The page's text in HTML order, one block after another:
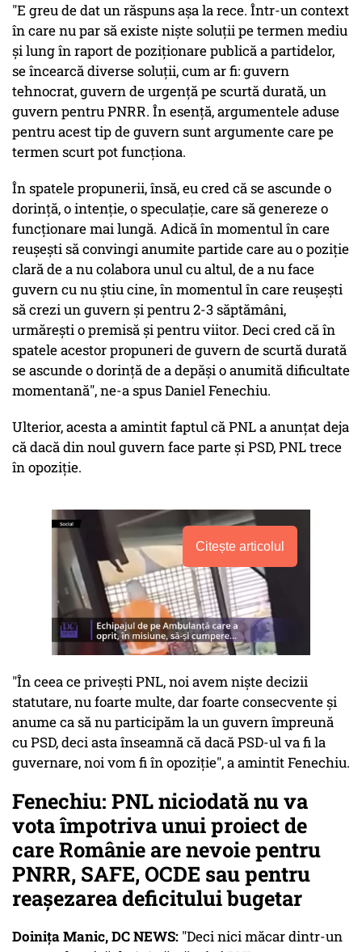
"E greu de dat un răspuns așa la rece. Într-un context
în care nu par să existe niște soluții pe termen mediu
și lung în raport de poziționare publică a partidelor,
se încearcă diverse soluții, cum ar fi: guvern
tehnocrat, guvern de urgență pe scurtă durată, un
guvern pentru PNRR. În esență, argumentele aduse
pentru acest tip de guvern sunt argumente care pe
termen scurt pot funcționa.
În spatele propunerii, însă, eu cred că se ascunde o
dorință, o intenție, o speculație, care să genereze o
funcționare mai lungă. Adică în momentul în care
reușești să convingi anumite partide care au o poziție
clară de a nu colabora unul cu altul, de a nu face
guvern cu nu știu cine, în momentul în care reușești
să crezi un guvern și pentru 2-3 săptămâni,
urmărești o premisă și pentru viitor. Deci cred că în
spatele acestor propuneri de guvern de scurtă durată
se ascunde o dorință de a depăși o anumită dificultate
momentană", ne-a spus Daniel Fenechiu.
Ulterior, acesta a amintit faptul că PNL a anunțat deja
că dacă din noul guvern face parte și PSD, PNL trece
în opoziție.
Citește articolul
"În ceea ce privești PNL, noi avem niște decizii
statutare, nu foarte multe, dar foarte consecvente și
anume ca să nu participăm la un guvern împreună
cu PSD, deci asta înseamnă că dacă PSD-ul va fi la
guvernare, noi vom fi în opoziție", a amintit Fenechiu.
Fenechiu: PNL niciodată nu va
vota împotriva unui proiect de
care Românie are nevoie pentru
PNRR, SAFE, OCDE sau pentru
reașezarea deficitului bugetar
Doinița Manic, DC NEWS: "Deci nici măcar dintr-un